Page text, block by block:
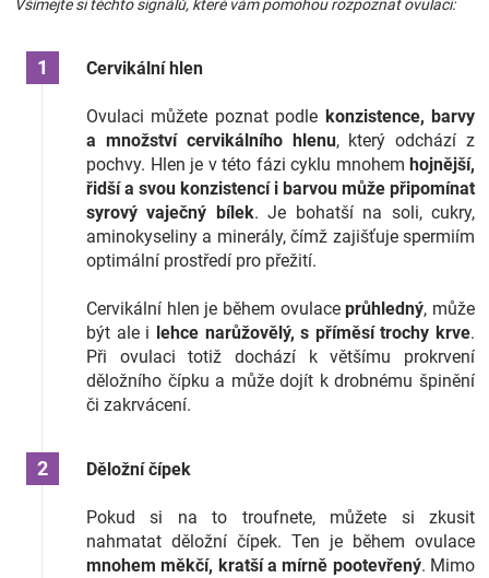
Všímejte si těchto signálů, které vám pomohou rozpoznat ovulaci:
Cervikální hlen
Ovulaci můžete poznat podle konzistence, barvy
a množství cervikálního hlenu, který odchází z
pochvy. Hlen je v této fázi cyklu mnohem hojnější,
řidší a svou konzistencí i barvou může připomínat
syrový vaječný bílek. Je bohatší na soli, cukry,
aminokyseliny a minerály, čímž zajišťuje spermiím
optimální prostředí pro přežití.
Cervikální hlen je během ovulaceprůhledný, může
být ale i lehce narůžovělý, s příměsí trochy krve.
Při ovulaci totiž dochází k většímu prokrvení
děložního čípku a může dojít k drobnému špinění
či zakrvácení.
Děložní čípek
Pokud si na to troufnete, můžete si zkusit
nahmatat děložní čípek. Ten je během ovulace
mnohem měkčí, kratší a mírně pootevřený. Mimo